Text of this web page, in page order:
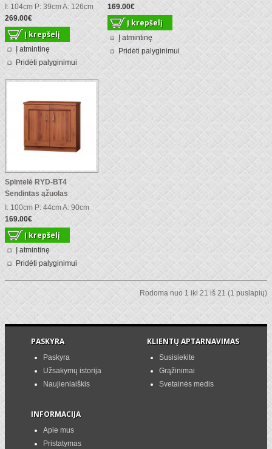
I: 104cm P: 39cm A: 126cm
269.00€
Į atmintinę
Pridėti palyginimui
169.00€
Į atmintinę
Pridėti palyginimui
Spintelė RYD-BT4
Sendintas ąžuolas
I: 100cm P: 44cm A: 90cm
169.00€
Į atmintinę
Pridėti palyginimui
Rodoma nuo 1 iki 21 iš 21 (1 puslapių)
PASKYRA
Paskyra
Užsakymų istorija
Naujienlaiškis
KLIENTŲ APTARNAVIMAS
Susisiekite
Grąžinimai
Svetainės medis
INFORMACIJA
Apie mus
Pristatymas